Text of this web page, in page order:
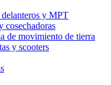
y MPT
cosechadoras
de movimiento de tierra
y scooters